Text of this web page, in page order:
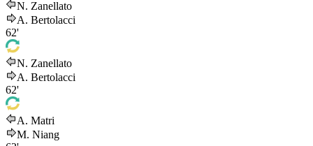
N. Zanellato
A. Bertolacci
62'
N. Zanellato
A. Bertolacci
62'
A. Matri
M. Niang